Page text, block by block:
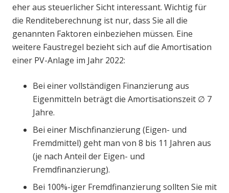
eher aus steuerlicher Sicht interessant. Wichtig für
die Renditeberechnung ist nur, dass Sie all die
genannten Faktoren einbeziehen müssen. Eine
weitere Faustregel bezieht sich auf die Amortisation
einer PV-Anlage im Jahr 2022:
Bei einer vollständigen Finanzierung aus
Eigenmitteln beträgt die Amortisationszeit ∅ 7
Jahre.
Bei einer Mischfinanzierung (Eigen- und
Fremdmittel) geht man von 8 bis 11 Jahren aus
(je nach Anteil der Eigen- und
Fremdfinanzierung).
Bei 100%-iger Fremdfinanzierung sollten Sie mit